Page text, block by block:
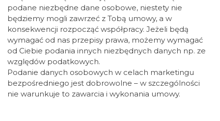
podane niezbędne dane osobowe, niestety nie
będziemy mogli zawrzeć z Tobą umowy, a w
konsekwencji rozpocząć współpracy. Jeżeli będą
wymagać od nas przepisy prawa, możemy wymagać
od Ciebie podania innych niezbędnych danych np. ze
względów podatkowych.
Podanie danych osobowych w celach marketingu
bezpośredniego jest dobrowolne – w szczególności
nie warunkuje to zawarcia i wykonania umowy.